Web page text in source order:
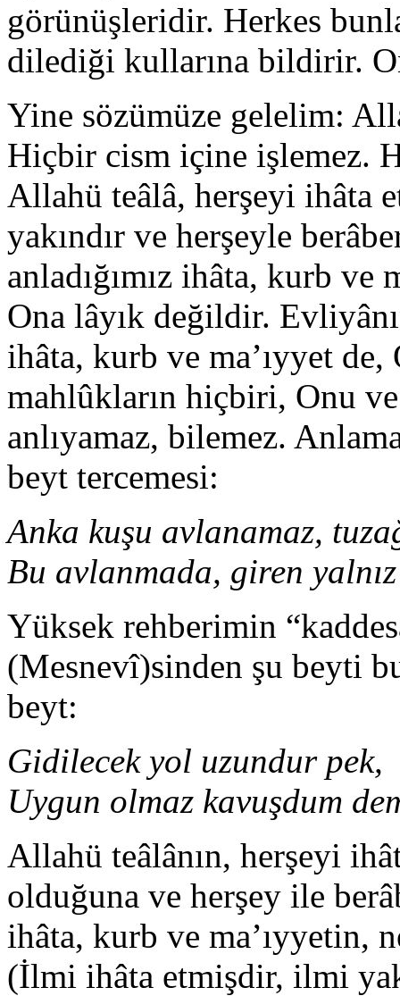
görünüşleridir. Herkes
dilediği kullarına bildirir.
Yine sözümüze gelelim:
Hiçbir cism içine işlemez.
Allahü teâlâ, herşeyi ihâta
yakındır ve herşeyle
anladığımız ihâta, kurb
Ona lâyık değildir.
ihâta, kurb ve ma’ıyyet
mahlûkların hiçbiri, Onu
anlıyamaz, bilemez.
beyt tercemesi:
Anka kuşu avlanamaz,
Bu avlanmada, giren
Yüksek rehberimin
(Mesnevî)sinden şu beyti
beyt:
Gidilecek yol uzundur pek,
Uygun olmaz kavuşdum
Allahü teâlânın, herşeyi
olduğuna ve herşey ile
ihâta, kurb ve ma’ıyyetin,
(İlmi ihâta etmişdir, ilmi